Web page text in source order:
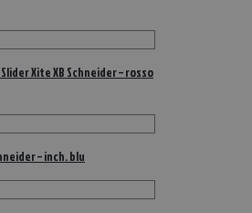
Xite XB Schneider – rosso
– inch. blu